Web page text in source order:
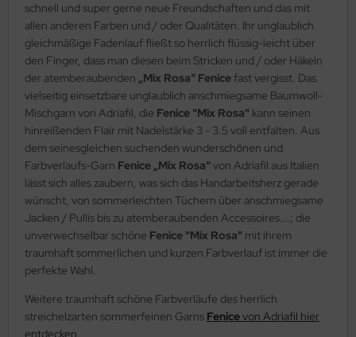
schnell und super gerne neue Freundschaften und das mit
allen anderen Farben und / oder Qualitäten. Ihr unglaublich
gleichmäßige Fadenlauf fließt so herrlich flüssig-leicht über
den Finger, dass man diesen beim Stricken und / oder Häkeln
der atemberaubenden „Mix Rosa“ Fenicefast vergisst. Das
vielseitig einsetzbare unglaublich anschmiegsame Baumwoll-
Mischgarn von Adriafil, die Fenice "Mix Rosa" kann seinen
hinreißenden Flair mit Nadelstärke 3 - 3.5 voll entfalten. Aus
dem seinesgleichen suchenden wunderschönen und
Farbverlaufs-Garn Fenice „Mix Rosa“von Adriafil aus Italien
lässt sich alles zaubern, was sich das Handarbeitsherz gerade
wünscht, von sommerleichten Tüchern über anschmiegsame
Jacken / Pullis bis zu atemberaubenden Accessoires….; die
unverwechselbar schöne Fenice "Mix Rosa" mit ihrem
traumhaft sommerlichen und kurzen Farbverlauf ist immer die
perfekte Wahl.
Weitere traumhaft schöne Farbverläufe des herrlich
streichelzarten sommerfeinen Garns Fenicevon Adriafil hier
entdecken.